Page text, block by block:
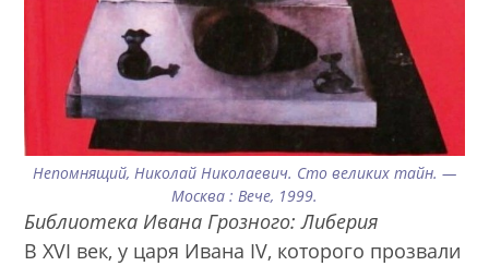
Непомнящий, Николай Николаевич. Сто великих тайн. —
Москва : Вече, 1999.
Библиотека Ивана Грозного: Либерия
В XVI век, у царя Ивана IV, которого прозвали